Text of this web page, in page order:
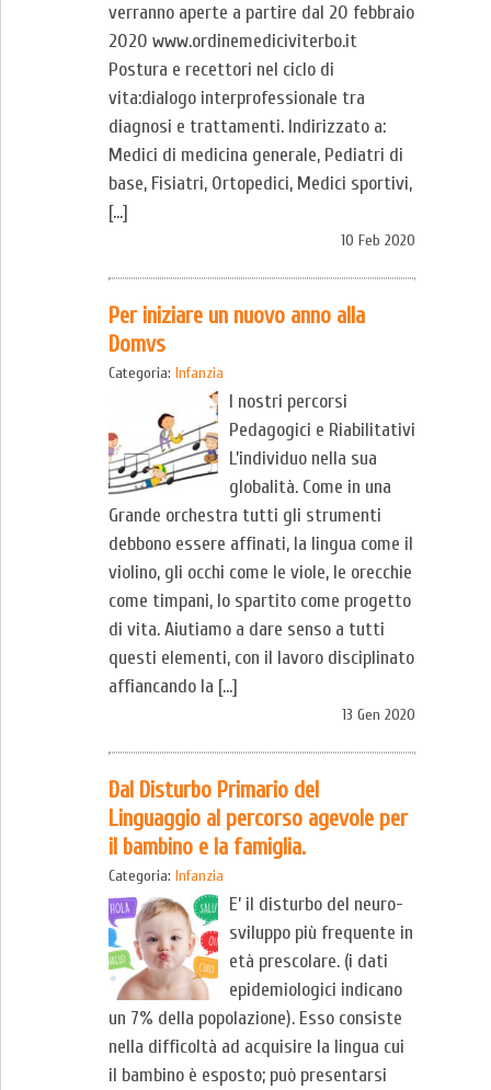
verranno aperte a partire dal 20 febbraio
2020 www.ordinemediciviterbo.it
Postura e recettori nel ciclo di
vita:dialogo interprofessionale tra
diagnosi e trattamenti. Indirizzato a:
Medici di medicina generale, Pediatri di
base, Fisiatri, Ortopedici, Medici sportivi,
[…]
10 Feb 2020
Per iniziare un nuovo anno alla
Domvs
Categoria: Infanzia
I nostri percorsi
Pedagogici e Riabilitativi
L’individuo nella sua
globalità. Come in una
Grande orchestra tutti gli strumenti
debbono essere affinati, la lingua come il
violino, gli occhi come le viole, le orecchie
come timpani, lo spartito come progetto
di vita. Aiutiamo a dare senso a tutti
questi elementi, con il lavoro disciplinato
affiancando la […]
13 Gen 2020
Dal Disturbo Primario del
Linguaggio al percorso agevole per
il bambino e la famiglia.
Categoria: Infanzia
E’ il disturbo del neuro-
sviluppo più frequente in
età prescolare. (i dati
epidemiologici indicano
un 7% della popolazione). Esso consiste
nella difficoltà ad acquisire la lingua cui
il bambino è esposto; può presentarsi